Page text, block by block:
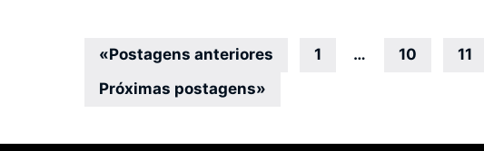
Navegação
por
«Postagens anteriores 1 … 10 11
Próximas postagens»